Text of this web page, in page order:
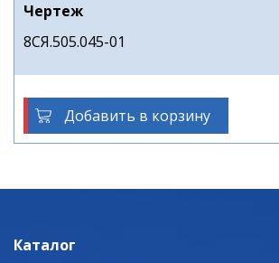
Чертеж
8СЯ.505.045-01
Добавить в корзину
Каталог